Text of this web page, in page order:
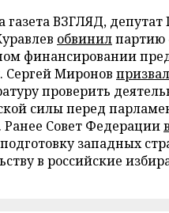
газета ВЗГЛЯД,
обвинилпартию
финансировании
Сергей Миронов призвал
проверить
силы перед
Совет Федерации
западных
в российские